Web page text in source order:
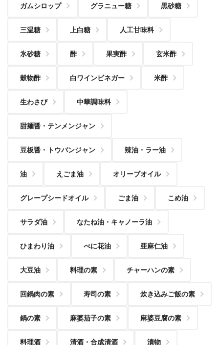
ガムシロップ グラニュー糖 黒砂糖
三温糖 上白糖 人工甘味料
氷砂糖 酢 果実酢 玄米酢
穀物酢 白ワインビネガー 米酢
生わさび 中華調味料
甜麺醤・テンメンジャン
豆板醤・トウバンジャン 辣油・ラー油
油 えごま油 オリーブオイル
グレープシードオイル ごま油 こめ油
サラダ油 なたね油・キャノーラ油
ひまわり油 べに花油 亜麻仁油
大豆油 料理の素 チャーハンの素
回鍋肉の素 寿司の素 炊き込みご飯の素
鍋の素 麻婆茄子の素 麻婆豆腐の素
料理酒 清酒・合成清酒 漬物